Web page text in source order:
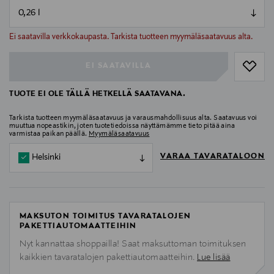
Ei saatavilla verkkokaupasta. Tarkista tuotteen myymäläsaatavuus alta.
null
TUOTE EI OLE TÄLLÄ HETKELLÄ SAATAVANA.
Tarkista tuotteen myymäläsaatavuus ja varausmahdollisuus alta. Saatavuus voi
muuttua nopeastikin, joten tuotetiedoissa näyttämämme tieto pitää aina
varmistaa paikan päällä. Myymäläsaatavuus
Helsinki VARAA TAVARATALOON
MAKSUTON TOIMITUS TAVARATALOJEN
PAKETTIAUTOMAATTEIHIN
Nyt kannattaa shoppailla! Saat maksuttoman toimituksen
kaikkien tavaratalojen pakettiautomaatteihin. Lue lisää